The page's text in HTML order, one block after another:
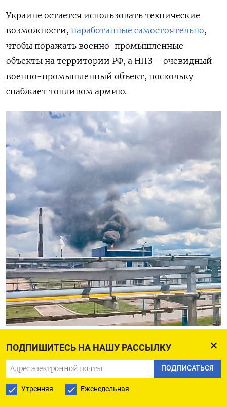
ПОДПИШИТЕСЬ НА НАШУ РАССЫЛКУ
ПОДПИСАТЬСЯ
Утренняя Еженедельная
Украине остается использовать технические
возможности, наработанные самостоятельно,
чтобы поражать военно-промышленные
объекты на территории РФ, а НПЗ – очевидный
военно-промышленный объект, поскольку
снабжает топливом армию.
Или пользоваться вооружениями,
полученными
от союзников, чтобы поражать того же рода
объекты на собственной, но оккупированной